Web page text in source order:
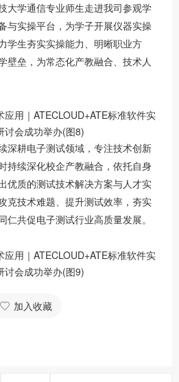
大学通信专业师生走进我司参观学
与实操平台，为学子开展仪器实操
学生夯实实操能力、明晰职业方
壁垒，为常态化产教融合、技术人
深耕电子测试领域，专注技术创新
持续深化校企产教融合，依托自身
优质的测试技术解决方案与人才实
克技术难题、提升测试效率，夯实
仁共促电子测试行业高质量发展。
加入收藏